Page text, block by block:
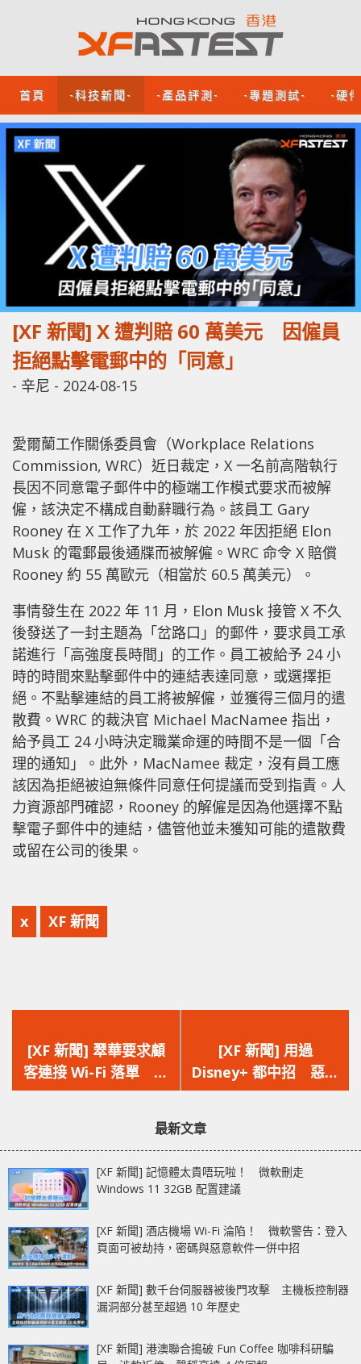
首頁 -科技新聞- -產品評測- -專題測試- -硬
[XF 新聞] X 遭判賠 60 萬美元 因僱員
拒絕點擊電郵中的「同意」
- 辛尼 - 2024-08-15
愛爾蘭工作關係委員會（Workplace Relations
Commission, WRC）近日裁定，X 一名前高階執行
長因不同意電子郵件中的極端工作模式要求而被解
僱，該決定不構成自動辭職行為。該員工 Gary
Rooney 在 X 工作了九年，於 2022 年因拒絕 Elon
Musk 的電郵最後通牒而被解僱。WRC 命令 X 賠償
Rooney 約 55 萬歐元（相當於 60.5 萬美元）。
事情發生在 2022 年 11 月，Elon Musk 接管 X 不久
後發送了一封主題為「岔路口」的郵件，要求員工承
諾進行「高強度長時間」的工作。員工被給予 24 小
時的時間來點擊郵件中的連結表達同意，或選擇拒
絕。不點擊連結的員工將被解僱，並獲得三個月的遣
散費。WRC 的裁決官 Michael MacNamee 指出，
給予員工 24 小時決定職業命運的時間不是一個「合
理的通知」。此外，MacNamee 裁定，沒有員工應
該因為拒絕被迫無條件同意任何提議而受到指責。人
力資源部門確認，Rooney 的解僱是因為他選擇不點
擊電子郵件中的連結，儘管他並未獲知可能的遣散費
或留在公司的後果。
x XF 新聞
一
篇
文
[XF 新聞] 翠華要求顧
客連接 Wi-Fi 落單 引
發資料安全擔憂
一
篇
文
[XF 新聞] 用過
Disney+ 都中招 惡霸
條款！阻止過敏死訴訟
最新文章
[XF 新聞] 記憶體太貴唔玩啦！ 微軟刪走
Windows 11 32GB 配置建議
[XF 新聞] 酒店機場 Wi-Fi 淪陷！ 微軟警告：登入
頁面可被劫持，密碼與惡意軟件一併中招
[XF 新聞] 數千台伺服器被後門攻擊 主機板控制器
漏洞部分甚至超過 10 年歷史
[XF 新聞] 港澳聯合搗破 Fun Coffee 咖啡科研騙